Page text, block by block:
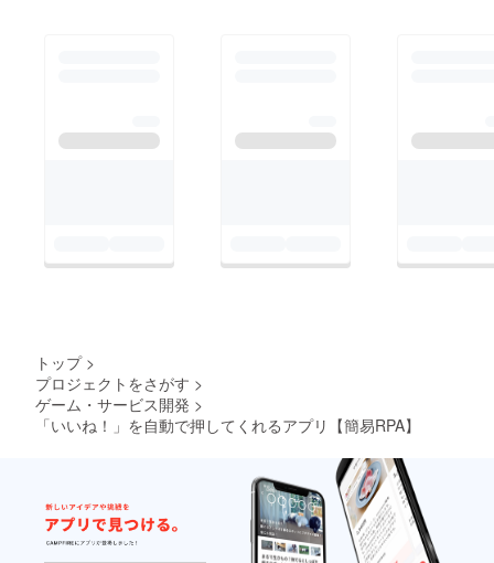
トップ >
プロジェクトをさがす >
ゲーム・サービス開発 >
「いいね！」を自動で押してくれるアプリ【簡易RPA】